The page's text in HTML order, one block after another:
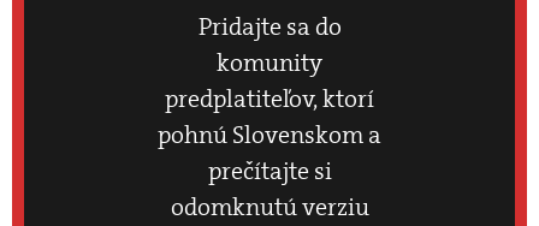
Pridajte sa do
komunity
predplatiteľov, ktorí
pohnú Slovenskom a
prečítajte si
odomknutú verziu